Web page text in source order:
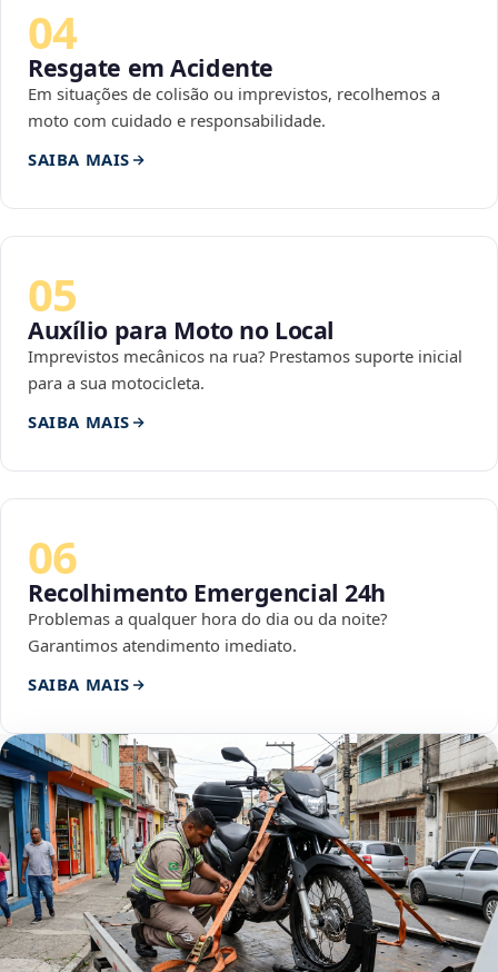
04
Resgate em Acidente
Em situações de colisão ou imprevistos, recolhemos a
moto com cuidado e responsabilidade.
SAIBA MAIS
05
Auxílio para Moto no Local
Imprevistos mecânicos na rua? Prestamos suporte inicial
para a sua motocicleta.
SAIBA MAIS
06
Recolhimento Emergencial 24h
Problemas a qualquer hora do dia ou da noite?
Garantimos atendimento imediato.
SAIBA MAIS